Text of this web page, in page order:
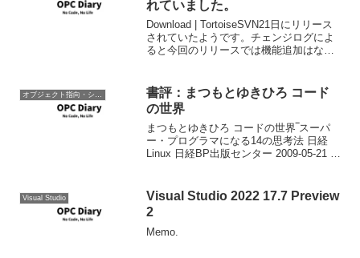
れていました。
Download | TortoiseSVN21日にリリース
されていたようです。チェンジログによ
ると今回のリリースでは機能追加はなく
オブジェクト指向・システム開発
書評：まつもとゆきひろ コード
の世界
まつもとゆきひろ コードの世界‾スーパ
ー・プログラマになる14の思考法 日経
Linux 日経BP出版センター 2009-05-21 売
経Li...
Visual Studio
Visual Studio 2022 17.7 Preview
2
Memo.